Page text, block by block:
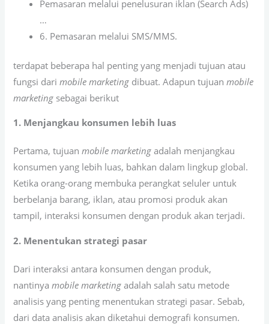
Pemasaran melalui penelusuran iklan (Search Ads)
…
6. Pemasaran melalui SMS/MMS.
terdapat beberapa hal penting yang menjadi tujuan atau
fungsi darimobile marketing dibuat. Adapun tujuan mobile
marketing sebagai berikut
1. Menjangkau konsumen lebih luas
Pertama, tujuanmobile marketingadalah menjangkau
konsumen yang lebih luas, bahkan dalam lingkup global.
Ketika orang-orang membuka perangkat seluler untuk
berbelanja barang, iklan, atau promosi produk akan
tampil, interaksi konsumen dengan produk akan terjadi.
2. Menentukan strategi pasar
Dari interaksi antara konsumen dengan produk,
nantinya mobile marketing adalah salah satu metode
analisis yang penting menentukan strategi pasar. Sebab,
dari data analisis akan diketahui demografi konsumen.